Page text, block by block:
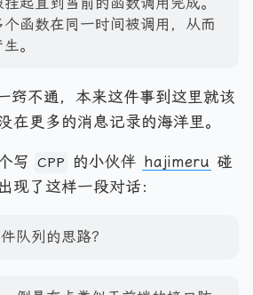
函数在同一时间被调用，从而
。
窍不通，本来这件事到这里就该
在更多的消息记录的海洋里。
写 CPP 的小伙伴 hajimeru 碰
现了这样一段对话：
队列的思路？